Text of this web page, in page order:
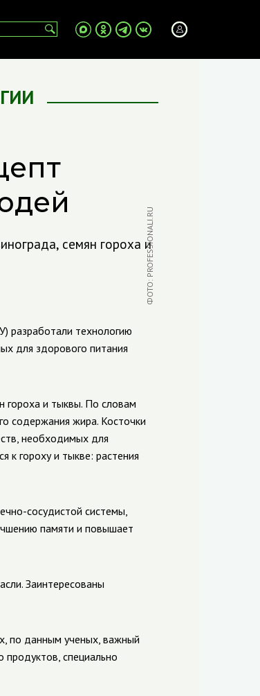
семян гороха и
ФОТО: PROFESSIONALI.RU
разработали технологию
для здорового питания
гороха и тыквы. По словам
содержания жира. Косточки
необходимых для
к гороху и тыкве: растения
сосудистой системы,
памяти и повышает
Заинтересованы
по данным ученых, важный
специально